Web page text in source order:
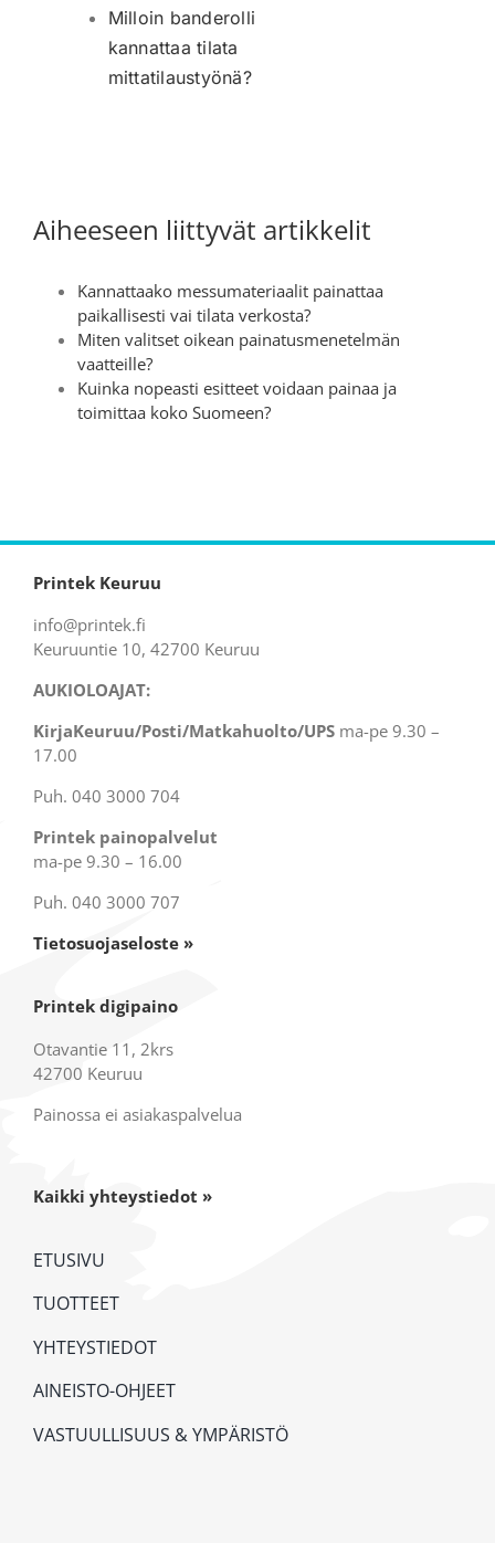
Milloin banderolli
kannattaa tilata
mittatilaustyönä?
Aiheeseen liittyvät artikkelit
Kannattaako messumateriaalit painattaa
paikallisesti vai tilata verkosta?
Miten valitset oikean painatusmenetelmän
vaatteille?
Kuinka nopeasti esitteet voidaan painaa ja
toimittaa koko Suomeen?
Printek Keuruu
info@printek.fi
Keuruuntie 10, 42700 Keuruu
AUKIOLOAJAT:
KirjaKeuruu/Posti/Matkahuolto/UPSma-pe 9.30 –
17.00
Puh. 040 3000 704
Printek painopalvelut
ma-pe 9.30 – 16.00
Puh. 040 3000 707
Tietosuojaseloste »
Printek digipaino
Otavantie 11, 2krs
42700 Keuruu
Painossa ei asiakaspalvelua
Kaikki yhteystiedot »
ETUSIVU
TUOTTEET
YHTEYSTIEDOT
AINEISTO-OHJEET
VASTUULLISUUS & YMPÄRISTÖ